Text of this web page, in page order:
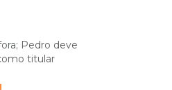
Pedro deve
titular